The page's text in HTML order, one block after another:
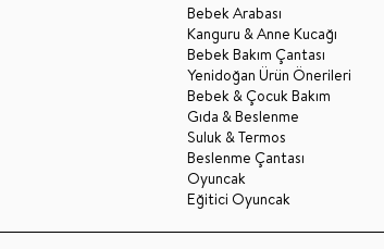
Bebek Arabası
Kanguru & Anne Kucağı
Bebek Bakım Çantası
Yenidoğan Ürün Önerileri
Bebek & Çocuk Bakım
Gıda & Beslenme
Suluk & Termos
Beslenme Çantası
Oyuncak
Eğitici Oyuncak